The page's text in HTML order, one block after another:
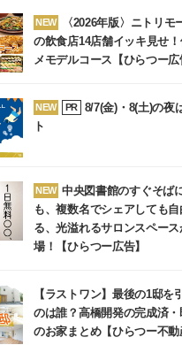
NEW
〈2026年版〉ニトリモ
の飲食店14店舗イッキ見せ
メモデルコース【ひらつー広
NEW PR
8/7(金)・8(土)の夜
ト
NEW 中央図書館のすぐそば
も、複数名でシェアしても自
る、光溢れるサロンスペー
場！【ひらつー広告】
【ラストワン】最後の1邸を
のは誰？高橋開発の完成済
のお家まとめ【ひらつー不動